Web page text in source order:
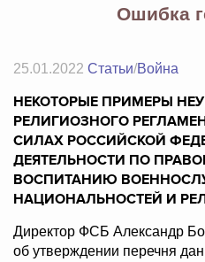
Ошибка
25.01.2022 Статьи/Война
НЕКОТОРЫЕ ПРИМЕРЫ
РЕЛИГИОЗНОГО
СИЛАХ РОССИЙСКОЙ
ДЕЯТЕЛЬНОСТИ ПО
ВОСПИТАНИЮ
НАЦИОНАЛЬНОСТЕЙ И
Директор ФСБ Александр
об утверждении перечня